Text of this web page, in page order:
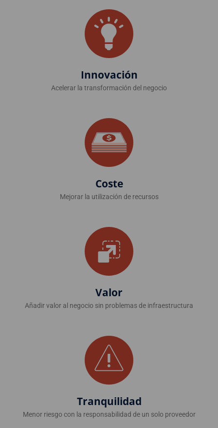
Innovación
Acelerar la transformación del negocio
Coste
Mejorar la utilización de recursos
Valor
Añadir valor al negocio sin problemas de infraestructura
Tranquilidad
Menor riesgo con la responsabilidad de un solo proveedor